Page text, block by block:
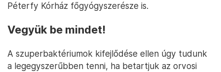
Péterfy Kórház főgyógyszerésze is.
Vegyük be mindet!
A szuperbaktériumok kifejlődése ellen úgy tudunk
a legegyszerűbben tenni, ha betartjuk az orvosi